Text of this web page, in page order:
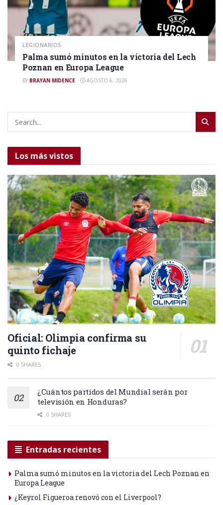
LEGIONARIOS
Palma sumó minutos en la victoria del Lech
Poznan en Europa League
BY BRAYAN MIDENCE AGOSTO 6, 2026
Los más vistos
Oficial: Olimpia confirma su
quinto fichaje
0 SHARES
¿Cuántos partidos del Mundial serán por
televisión en Honduras?
0 SHARES
Entradas recientes
Palma sumó minutos en la victoria del Lech Poznan en
Europa League
¿Keyrol Figueroa renovó con el Liverpool?